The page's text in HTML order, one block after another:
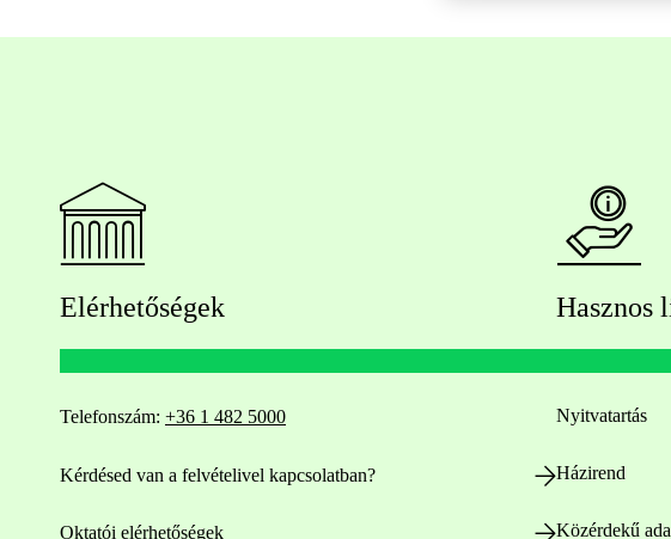
Elérhetőségek
Telefonszám: +36 1 482 5000
Kérdésed van a felvételivel kapcsolatban?
Oktatói elérhetőségek
Hasznos
Nyitvatartás
Házirend
Közérdekű